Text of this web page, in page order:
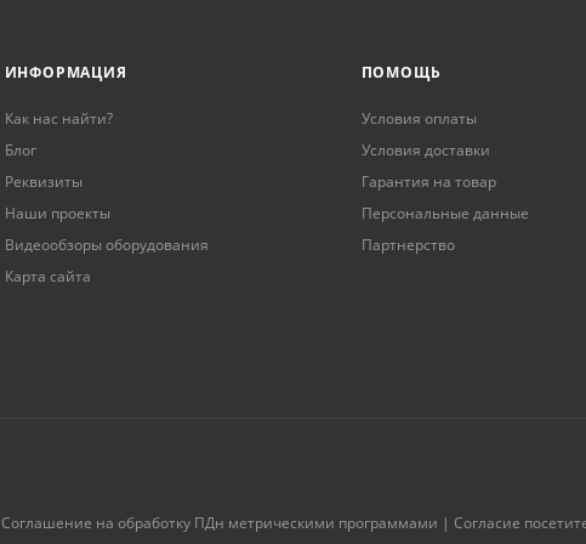
ИНФОРМАЦИЯ
Как нас найти?
Блог
Реквизиты
Наши проекты
Видеообзоры оборудования
Карта сайта
ПОМОЩЬ
Условия оплаты
Условия доставки
Гарантия на товар
Персональные данные
Партнерство
Соглашение на обработку ПДн метрическими программами | Согласие